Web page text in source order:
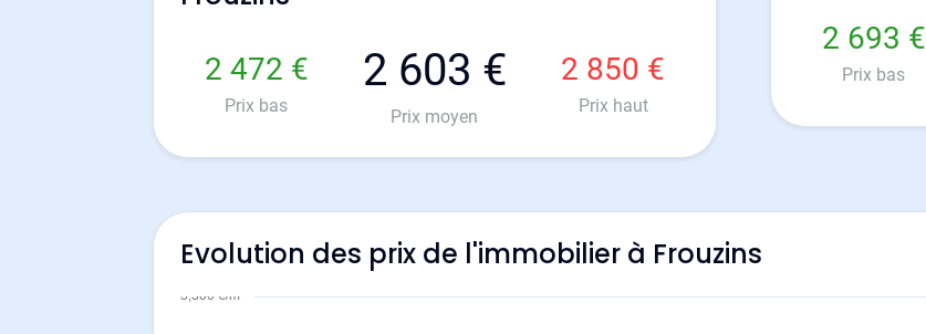
2 472 €
Prix bas
2 603 €
Prix moyen
2 850 €
Prix haut
2 693 €
Prix bas
Evolution des prix de l'immobilier à Frouzins